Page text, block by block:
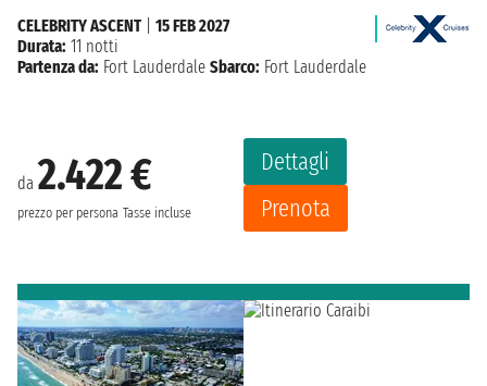
da 2.422 €
prezzo per persona Tasse incluse
Dettagli
Prenota
CELEBRITY ASCENT| 15 FEB 2027
Durata: 11 notti
Partenza da: Fort Lauderdale Sbarco: Fort Lauderdale